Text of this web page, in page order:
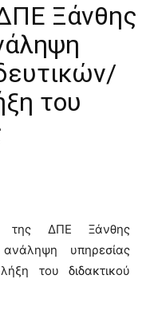
Ξάνθης
του
της ΔΠΕ Ξάνθης
υπηρεσίας
του διδακτικού